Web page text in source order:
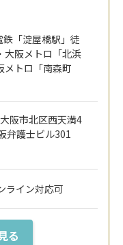
「淀屋橋駅」徒
大阪メトロ「北浜
メトロ「南森町
阪市北区西天満4
弁護士ビル301
ライン対応可
る